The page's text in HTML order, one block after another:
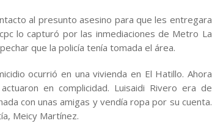
al presunto asesino para que les entregara
lo capturó por las inmediaciones de Metro La
que la policía tenía tomada el área.
ocurrió en una vivienda en El Hatillo. Ahora
en complicidad. Luisaidi Rivero era de
con unas amigas y vendía ropa por su cuenta.
Meicy Martínez.